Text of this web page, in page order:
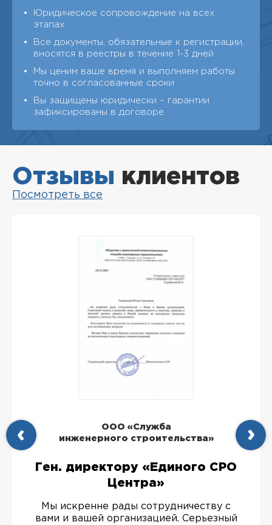
Юридическое сопровождение на всех
этапах
Все документы, обязательные к регистрации,
вносятся в реестры в течение 1-3 дней
Мы ценим ваше время и выполняем работы
точно в согласованные сроки
Вы защищены юридически – гарантии
зафиксированы в договоре
Отзывы клиентов
Посмотреть все
ООО «Служба
инженерного строительства»
Ген. директору «Единого СРО
Центра»
Мы искренне рады сотрудничеству с
вами и вашей организацией. Серьезный